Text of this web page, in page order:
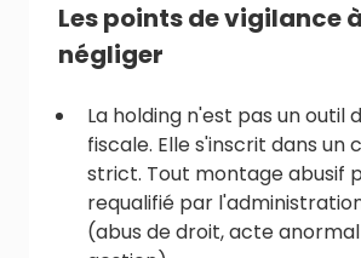
Les points de vigilance
négliger
La holding n'est pas un outil
fiscale. Elle s'inscrit dans un
strict. Tout montage abusif
requalifié par
(abus de droit, acte